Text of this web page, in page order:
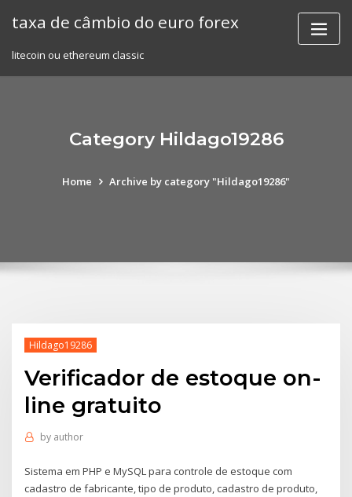
taxa de câmbio do euro forex
litecoin ou ethereum classic
Category Hildago19286
Home Archive by category "Hildago19286"
Hildago19286
Verificador de estoque on-
line gratuito
by author
Sistema em PHP e MySQL para controle de estoque com
cadastro de fabricante, tipo de produto, cadastro de produto,